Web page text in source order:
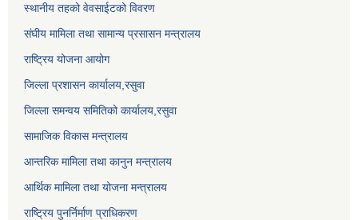
स्थानीय तहको वेवसाईटको विवरण
संघीय मामिला तथा सामान्य प्रसासन मन्त्रालय
राष्ट्रिय योजना आयोग
जिल्ला प्रशासन कार्यालय, रसुवा
जिल्ला समन्वय समितिको कार्यालय, रसुवा
सामाजिक विकास मन्त्रालय
आन्तरिक मामिला तथा कानुन मन्त्रालय
आर्थिक मामिला तथा योजना मन्त्रालय
राष्ट्रिय पुनर्निर्माण प्राधिकरण